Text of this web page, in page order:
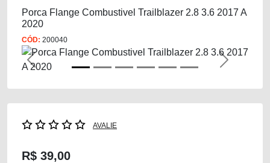
Porca Flange Combustivel Trailblazer 2.8 3.6 2017 A
2020
CÓD: 200040
Previous Next
AVALIE
R$ 39,00